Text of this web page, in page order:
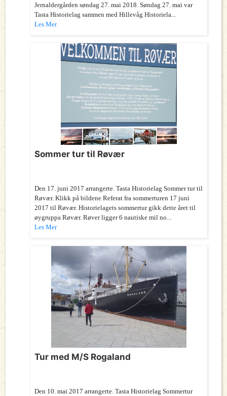
Jernaldergården søndag 27. mai 2018. Søndag 27. mai var
Tasta Historielag sammen med Hillevåg Historiela...
Les Mer
Sommer tur til Røvær
Den 17. juni 2017 arrangerte. Tasta Historielag Sommer tur til
Røvær. Klikk på bildene Referat fra sommerturen 17 juni
2017 til Røvær. Historielagets sommertur gikk dette året til
øygruppa Røvær. Røver ligger 6 nautiske mil no...
Les Mer
Tur med M/S Rogaland
Den 10. mai 2017 arrangerte. Tasta Historielag Sommertur